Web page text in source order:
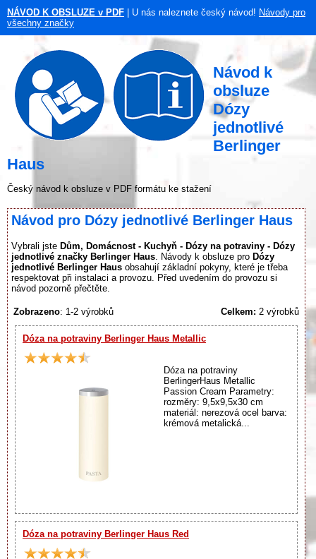
NÁVOD K OBSLUZE v PDF | U nás naleznete český návod! Návody pro
všechny značky
Návod k
obsluze
Dózy
jednotlivé
Berlinger
Haus
Český návod k obsluze v PDF formátu ke stažení
Návod pro Dózy jednotlivé Berlinger Haus
Vybrali jste Dům, Domácnost - Kuchyň - Dózy na potraviny - Dózy
jednotlivé značky Berlinger Haus . Návody k obsluze pro Dózy
jednotlivé Berlinger Haus obsahují základní pokyny, které je třeba
respektovat při instalaci a provozu. Před uvedením do provozu si
návod pozorně přečtěte.
Zobrazeno: 1-2 výrobků Celkem: 2 výrobků
Dóza na potraviny Berlinger Haus Metallic
Dóza na potraviny
BerlingerHaus Metallic
Passion Cream Parametry:
rozměry: 9,5x9,5x30 cm
materiál: nerezová ocel barva:
krémová metalická...
Dóza na potraviny Berlinger Haus Red